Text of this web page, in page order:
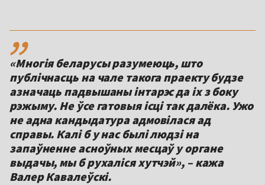
,,
«Многія беларусы разумеюць, што
публічнасць на чале такога праекту будзе
азначаць падвышаны інтарэс да іх з боку
рэжыму. Не ўсе гатовыя ісці так далёка. Ужо
не адна кандыдатура адмовілася ад
справы. Калі б у нас былі людзі на
запаўненне асноўных месцаў у органе
выдачы, мы б рухаліся хутчэй», – кажа
Валер Кавалеўскі.